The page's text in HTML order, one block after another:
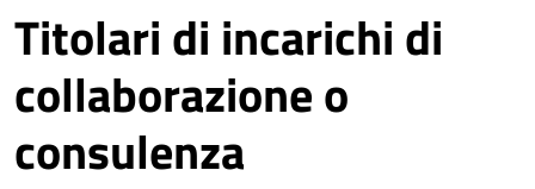
Titolari di incarichi di
collaborazione o
consulenza